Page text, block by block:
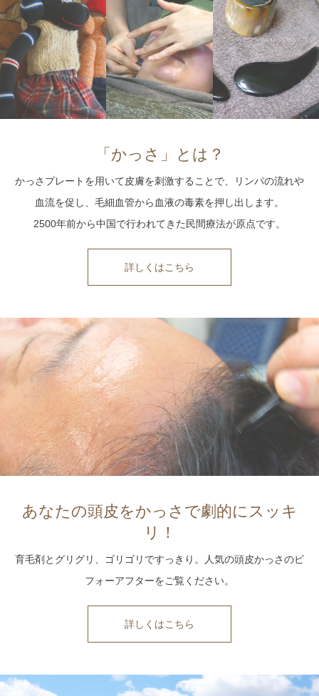
「かっさ」とは？
かっさプレートを用いて皮膚を刺激することで、リンパの流れや
血流を促し、毛細血管から血液の毒素を押し出します。
2500年前から中国で行われてきた民間療法が原点です。
詳しくはこちら
あなたの頭皮をかっさで劇的にスッキ
リ！
育毛剤とグリグリ、ゴリゴリですっきり。人気の頭皮かっさのビ
フォーアフターをご覧ください。
詳しくはこちら